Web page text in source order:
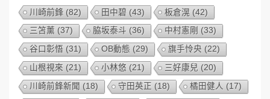
川崎前鋒 (82) 田中碧 (43) 板倉滉 (42)
三笘薰 (37) 脇坂泰斗 (36) 中村憲剛 (33)
谷口彰悟 (31) OB動態 (29) 旗手怜央 (22)
山根視來 (21) 小林悠 (21) 三好康兒 (20)
川崎前鋒新聞 (18) 守田英正 (18) 橘田健人 (17)